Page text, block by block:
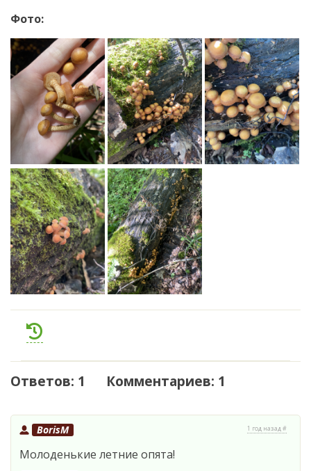
Фото:
Ответов: 1 Комментариев: 1
BorisM 1 год назад #
Молоденькие летние опята!